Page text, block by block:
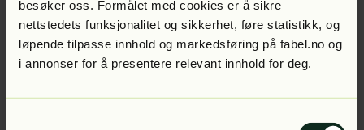
besøker oss. Formålet med cookies er å sikre
nettstedets funksjonalitet og sikkerhet, føre statistikk, og
løpende tilpasse innhold og markedsføring på fabel.no og
i annonser for å presentere relevant innhold for deg.